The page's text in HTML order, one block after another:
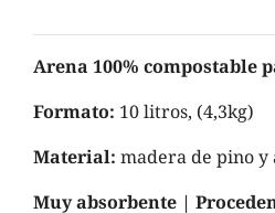
Arena 100% compostable
Formato: 10 litros, (4,3kg)
Material: madera de pino y
Muy absorbente |